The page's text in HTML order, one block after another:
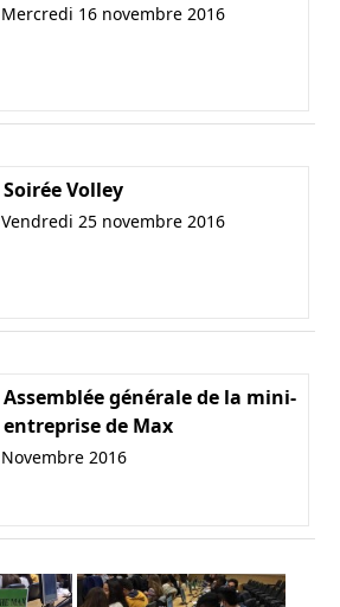
Mercredi 16 novembre 2016
Soirée Volley
Vendredi 25 novembre 2016
Assemblée générale de la mini-
entreprise de Max
Novembre 2016